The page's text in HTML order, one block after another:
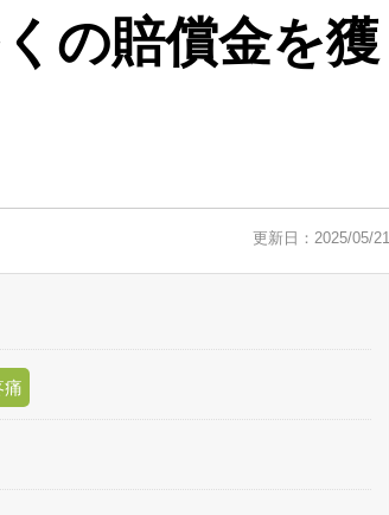
の賠償金を獲
更新日：2025/05/21
痛